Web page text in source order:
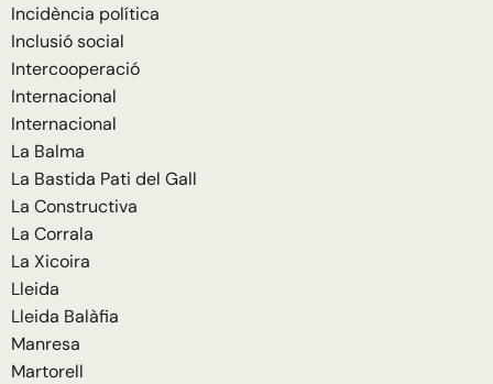
Incidència política
Inclusió social
Intercooperació
Internacional
Internacional
La Balma
La Bastida Pati del Gall
La Constructiva
La Corrala
La Xicoira
Lleida
Lleida Balàfia
Manresa
Martorell